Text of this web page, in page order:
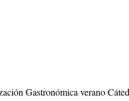
Gastronómica verano